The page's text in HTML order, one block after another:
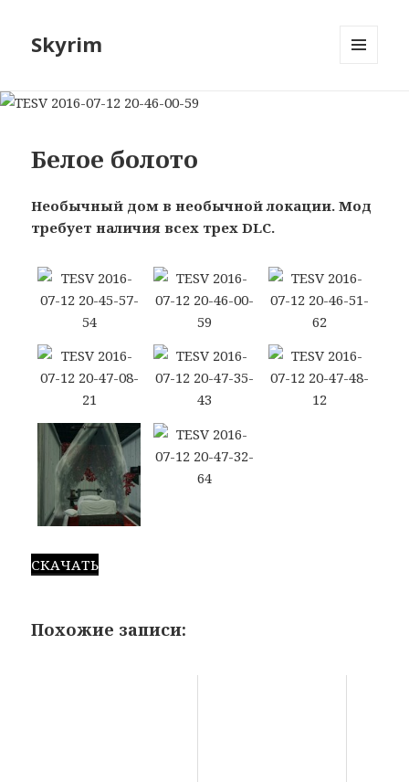
Skyrim
Белое болото
Необычный дом в необычной локации. Мод
требует наличия всех трех DLC.
СКАЧАТЬ
Похожие записи: